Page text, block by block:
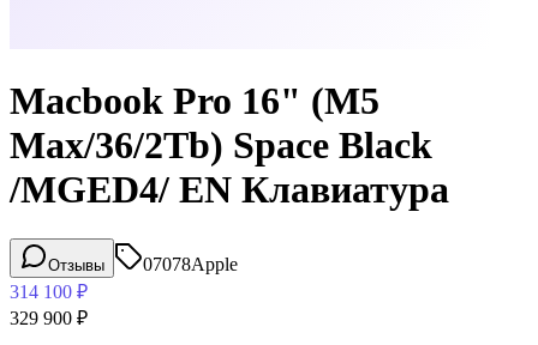
Macbook Pro 16" (M5
Max/36/2Tb) Space Black
/MGED4/ EN Клавиатура
Отзывы 07078Apple
314 100 ₽
329 900 ₽